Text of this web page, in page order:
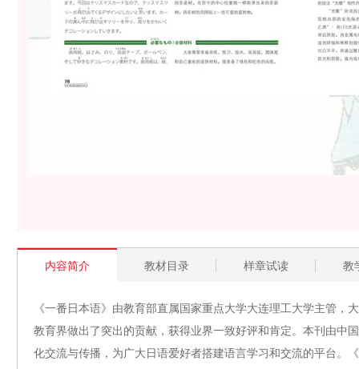
内容简介 教材目录 样章试读 教
《一番日本语》由教育部直属国家重点大学大连理工大学主管
教育界做出了突出的贡献，获得业界一致好评和肯定。本刊由中
化交流与传播，为广大日语爱好者搭建语言学习和交流的平台。